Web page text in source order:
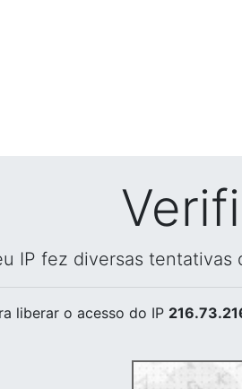
IP fez diversas tentativas
liberar o acesso do IP